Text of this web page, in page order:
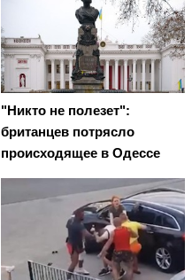
"Никто не полезет":
британцев потрясло
происходящее в Одессе